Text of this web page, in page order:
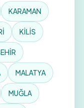
KARAMAN
KİLİS
MALATYA
MUĞLA